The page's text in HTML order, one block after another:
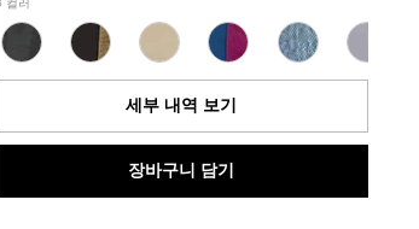
개
중
5.0
세부 내역 보기
장바구니 담기